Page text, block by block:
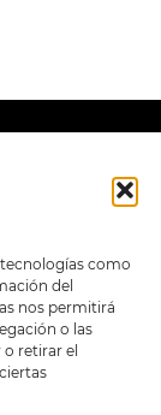
como
del
nos permitirá
o las
retirar el
PREVENTAS